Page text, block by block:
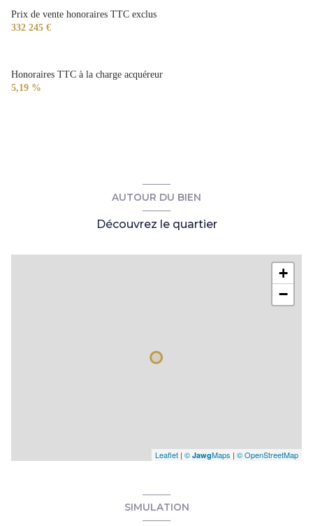
Prix de vente honoraires TTC exclus
332 245 €
Honoraires TTC à la charge acquéreur
5,19 %
AUTOUR DU BIEN
Découvrez le quartier
+
−
Leaflet | © JawgMaps | © OpenStreetMap
SIMULATION